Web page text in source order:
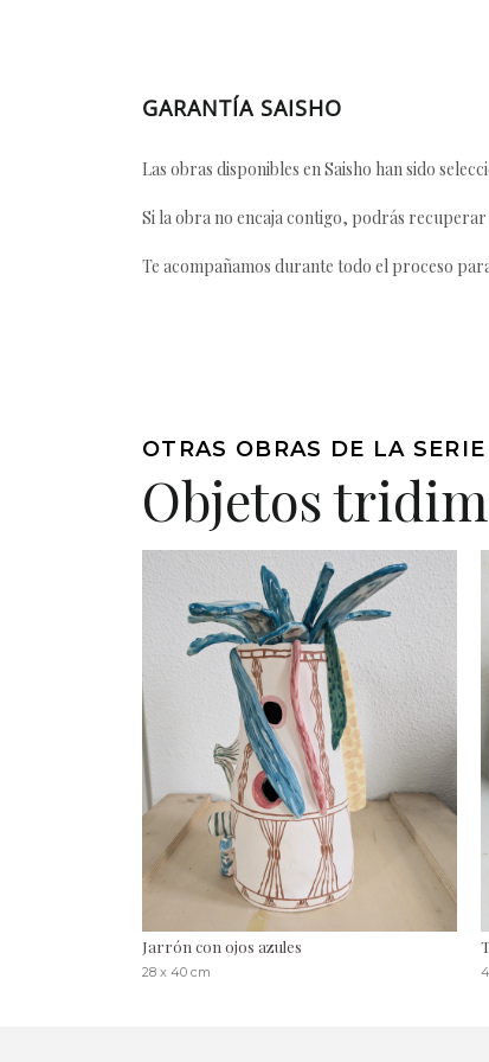
GARANTÍA SAISHO
Las obras disponibles en Saisho han sido
Si la obra no encaja contigo, podrás
Te acompañamos durante todo el proceso
OTRAS OBRAS DE LA SERIE
Objetos
Jarrón con ojos azules
28 x 40 cm